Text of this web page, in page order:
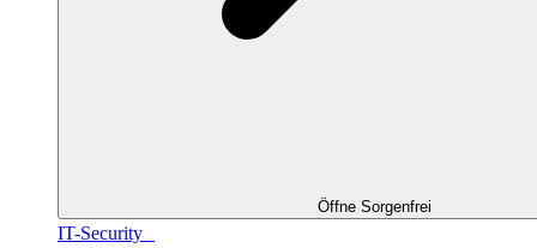
Öffne Sorgenfrei
IT-Security